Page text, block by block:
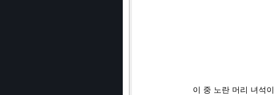
이 중 노란 머리 녀석